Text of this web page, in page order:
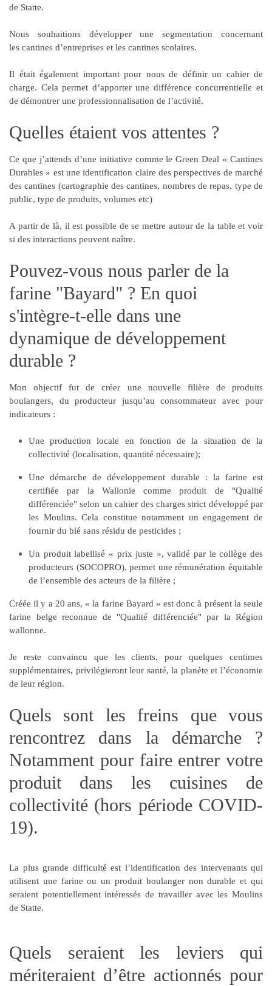
de Statte.
Nous souhaitions développer une segmentation concernant
les cantines d’entreprises et les cantines scolaires.
Il était également important pour nous de définir un cahier de
charge. Cela permet d’apporter une différence concurrentielle et
de démontrer une professionnalisation de l’activité.
Quelles étaient vos attentes ?
Ce que j’attends d’une initiative comme le Green Deal « Cantines
Durables » est uneidentification claire des perspectives de marché
des cantines (cartographie des cantines, nombres de repas, type de
public, type de produits, volumes etc)
A partir de là, il est possible de se mettre autour de la table et voir
si des interactions peuvent naître.
Pouvez-vous nous parler de la
farine "Bayard" ? En quoi
s'intègre-t-elle dans une
dynamique de développement
durable ?
Mon objectif fut de créer une nouvelle filière de produits
boulangers, du producteur jusqu’au consommateur avec pour
indicateurs :
Une production locale en fonction de la situation de la
collectivité (localisation, quantité nécessaire);
Une démarche de développement durable : la farine est
certifiée par la Wallonie comme produit de "Qualité
différenciée" selon un cahier des charges strict développé par
les Moulins. Cela constitue notamment un engagement de
fournir du blé sans résidu de pesticides ;
Un produit labellisé « prix juste », validé par le collège des
producteurs (SOCOPRO), permet une rémunération équitable
de l’ensemble des acteurs de la filière ;
Créée il y a 20 ans, « la farine Bayard » est donc à présent la seule
farine belge reconnue de "Qualité différenciée" par la Région
wallonne.
Je reste convaincu que les clients, pour quelques centimes
supplémentaires, privilégieront leur santé, la planète et l’économie
de leur région.
Quels sont les freins que vous
rencontrez dans la démarche ?
Notamment pour faire entrer votre
produit dans les cuisines de
collectivité (hors période COVID-
19).
La plus grande difficulté est l’identification des intervenantsqui
utilisent une farine ou un produit boulanger non durable et qui
seraient potentiellement intéressés de travailler avec les Moulins
de Statte.
Quels seraient les leviers qui
mériteraient d’être actionnés pour